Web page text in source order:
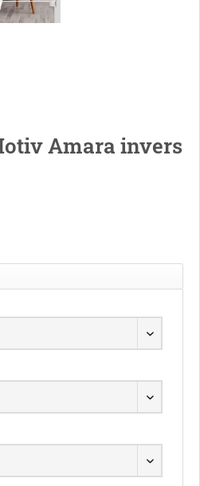
Amara invers